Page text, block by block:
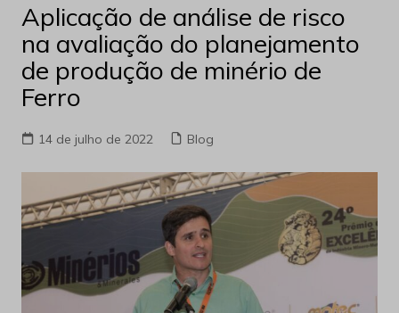
Aplicação de análise de risco
na avaliação do planejamento
de produção de minério de
Ferro
14 de julho de 2022 Blog